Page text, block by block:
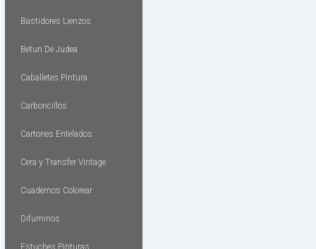
Bastidores Lienzos
Betun De Judea
Caballetes Pintura
Carboncillos
Cartones Entelados
Cera y Transfer Vintage
Cuadernos Colorear
Difuminos
Estuches Pinturas